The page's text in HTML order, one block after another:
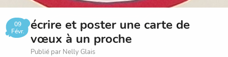
09
Févr.
écrire et poster une carte de
vœux à un proche
Publié par Nelly Glais